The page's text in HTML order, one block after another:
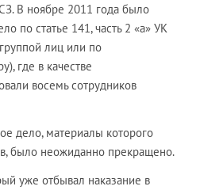
В ноябре 2011 года было
по статье 141, часть 2 «а» УК
лиц или по
где в качестве
восемь сотрудников
дело, материалы которого
было неожиданно прекращено.
уже отбывал наказание в